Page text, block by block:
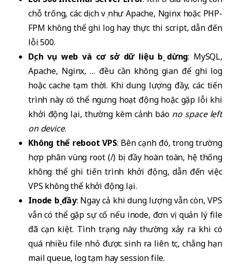
chỗ trống, các dịch vụ như Apache, Nginx hoặc PHP-
FPM không thể ghi log hay thực thi script, dẫn đến
lỗi 500.
Dịch vụ web và cơ sở dữ liệu bị dừng: MySQL,
Apache, Nginx, … đều cần không gian để ghi log
hoặc cache tạm thời. Khi dung lượng đầy, các tiến
trình này có thể ngưng hoạt động hoặc gặp lỗi khi
khởi động lại, thường kèm cảnh báo no space left
on device.
Không thể reboot VPS: Bên cạnh đó, trong trường
hợp phân vùng root (/) bị đầy hoàn toàn, hệ thống
không thể ghi tiến trình khởi động, dẫn đến việc
VPS không thể khởi động lại.
Inode bị đầy: Ngay cả khi dung lượng vẫn còn, VPS
vẫn có thể gặp sự cố nếu inode, đơn vị quản lý file
đã cạn kiệt. Tình trạng này thường xảy ra khi có
quá nhiều file nhỏ được sinh ra liên tục, chẳng hạn
mail queue, log tạm hay session file.